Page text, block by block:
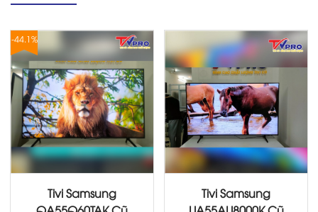
-44.1%
Tivi Samsung
Tivi Samsung